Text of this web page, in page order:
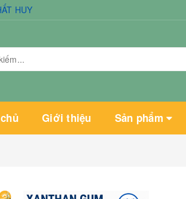
HUY
Giới thiệu Sản phẩm